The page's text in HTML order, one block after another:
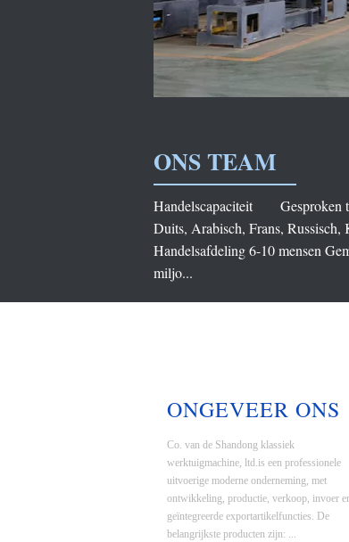
ONS TEAM
Handelscapaciteit Gesproken
Duits, Arabisch, Frans,
Handelsafdeling 6-10 mensen
miljo...
ONGEVEER ONS
Co. van de Shandong klassiek
werktuigmachine, ltd.is een professionele
uitvoerige moderne onderneming, met
ontwikkeling, productie, verkoop, invoer
geïntegreerde exportartikelfuncties. De
belangrijkste producten zijn: ...